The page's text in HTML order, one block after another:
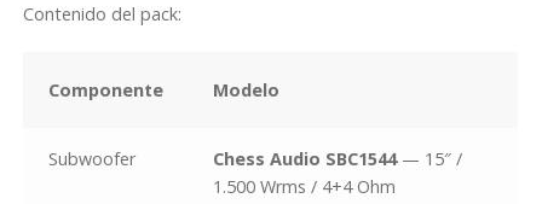
Contenido del pack:
Componente Modelo
Subwoofer Chess Audio SBC1544— 15″ /
1.500 Wrms / 4+4 Ohm